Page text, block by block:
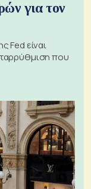
για τον
Fed είναι
που